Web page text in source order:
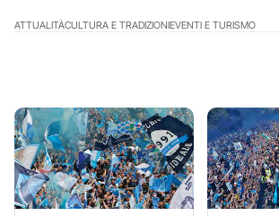
ATTUALITÀCULTURA E TRADIZIONIEVENTI E TURISMO